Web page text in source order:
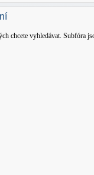
chcete vyhledávat. Subfóra